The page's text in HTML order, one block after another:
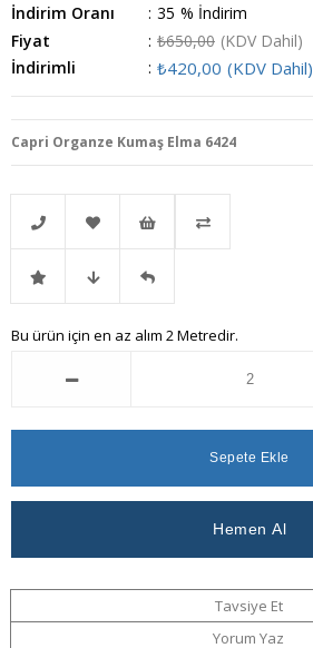
İndirim Oranı : %
35
İndirim
Fiyat
: ₺650,00 (KDV Dahil)
İndirimli
: ₺420,00 (KDV Dahil)
Capri Organze Kumaş Elma 6424
Telefonla
Sipariş
Favorilere
Ekle
İstek
Listeme
İndirimli Fiyat
Ver
Gelince
Bu ürün için en az alım 2 Metredir.
Tavsiye Et
Yorum Yaz